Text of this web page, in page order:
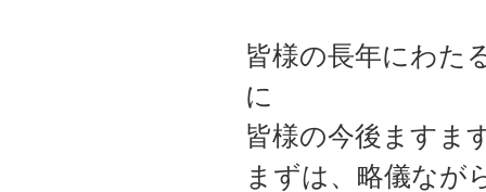
皆様の長年にわた
に
皆様の今後ますま
まずは、略儀なが